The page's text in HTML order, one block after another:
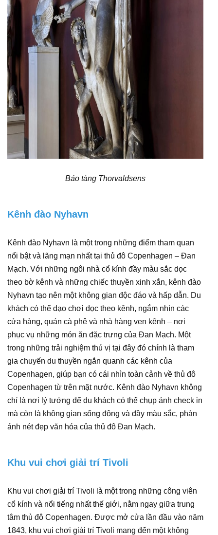
Bảo tàng Thorvaldsens
Kênh đào Nyhavn
Kênh đào Nyhavn là một trong những điểm tham quan
nổi bật và lãng mạn nhất tại thủ đô Copenhagen – Đan
Mạch. Với những ngôi nhà cổ kính đầy màu sắc dọc
theo bờ kênh và những chiếc thuyền xinh xắn, kênh đào
Nyhavn tạo nên một không gian độc đáo và hấp dẫn. Du
khách có thể dạo chơi dọc theo kênh, ngắm nhìn các
cửa hàng, quán cà phê và nhà hàng ven kênh – nơi
phục vụ những món ăn đặc trưng của Đan Mạch. Một
trong những trải nghiệm thú vị tại đây đó chính là tham
gia chuyến du thuyền ngắn quanh các kênh của
Copenhagen, giúp bạn có cái nhìn toàn cảnh về thủ đô
Copenhagen từ trên mặt nước. Kênh đào Nyhavn không
chỉ là nơi lý tưởng để du khách có thể chụp ảnh check in
mà còn là không gian sống động và đầy màu sắc, phản
ánh nét đẹp văn hóa của thủ đô Đan Mạch.
Khu vui chơi giải trí Tivoli
Khu vui chơi giải trí Tivoli là một trong những công viên
cổ kính và nổi tiếng nhất thế giới, nằm ngay giữa trung
tâm thủ đô Copenhagen. Được mở cửa lần đầu vào năm
1843, khu vui chơi giải trí Tivoli mang đến một không